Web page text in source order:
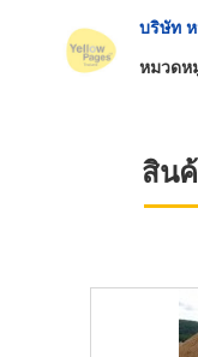
บริษัท
หมวดห
สิน